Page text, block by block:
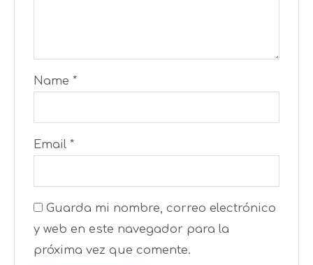
Name*
Email*
Guarda mi nombre, correo electrónico
y web en este navegador para la
próxima vez que comente.